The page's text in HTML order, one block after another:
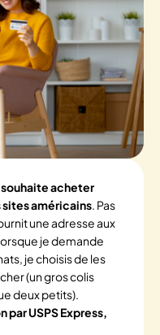
souhaite acheter
sites américains. Pas
une adresse aux
je demande
je choisis de les
(un gros colis
deux petits).
par USPS Express,